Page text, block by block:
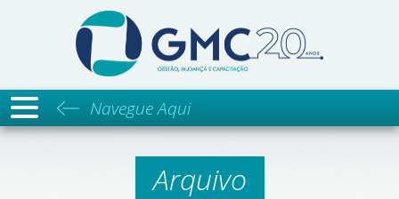
Navegue Aqui
Arquivo